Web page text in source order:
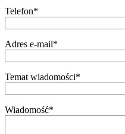
Telefon*
Adres e-mail*
Temat wiadomości*
Wiadomość*